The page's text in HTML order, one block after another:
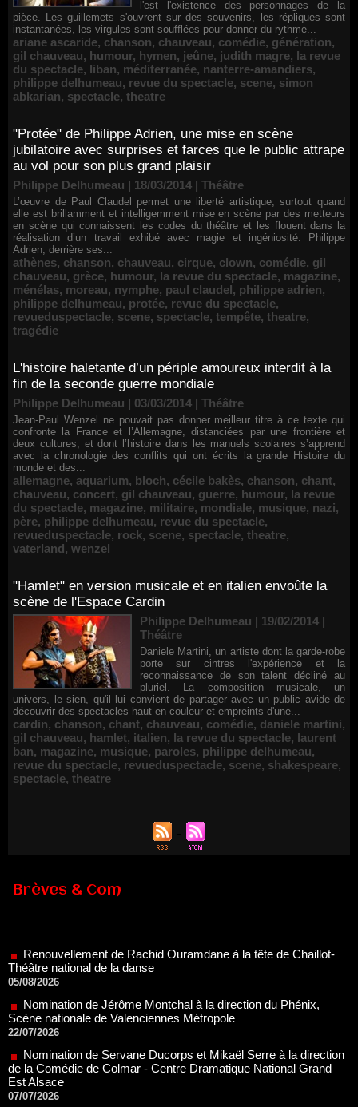
l'est l'existence des personnages de la
pièce. Les guillemets s'ouvrent sur des souvenirs, les répliques sont
instantanées, les virgules sont soufflées pour donner du rythme...
ariane ascaride, chanson, chauveau, comédie, génération,
gil chauveau, humour, hymen, jeûne, judith magre, la revue
du spectacle, liban, méditerranée, nanterre-amandiers,
philippe delhumeau, revue du spectacle, scene, simon
abkarian, spectacle, theatre
"Protée" de Philippe Adrien, une mise en scène
jubilatoire avec surprises et farces que le public attrape
au vol pour son plus grand plaisir
Philippe Delhumeau | 18/03/2014 | Théâtre
L’œuvre de Paul Claudel permet une liberté artistique, surtout quand
elle est brillamment et intelligemment mise en scène par des metteurs
en scène qui connaissent les codes du théâtre et les flouent dans la
réalisation d’un travail exhibé avec magie et ingéniosité. Philippe
Adrien, derrière ses...
athènes, chanson, chauveau, cirque, clown, comédie, gil
chauveau, grèce, humour, la revue du spectacle, magazine,
ménélas, moreau, nymphe, paul claudel, philippe adrien,
philippe delhumeau, protée, revue du spectacle,
revueduspectacle, scene, spectacle, tempête, theatre,
tragédie
L'histoire haletante d’un périple amoureux interdit à la
fin de la seconde guerre mondiale
Philippe Delhumeau | 03/03/2014 | Théâtre
Jean-Paul Wenzel ne pouvait pas donner meilleur titre à ce texte qui
confronte la France et l’Allemagne, distanciées par une frontière et
deux cultures, et dont l’histoire dans les manuels scolaires s’apprend
avec la chronologie des conflits qui ont écrits la grande Histoire du
monde et des...
allemagne, aquarium, bloch, cécile bakès, chanson, chant,
chauveau, concert, gil chauveau, guerre, humour, la revue
du spectacle, magazine, militaire, mondiale, musique, nazi,
père, philippe delhumeau, revue du spectacle,
revueduspectacle, rock, scene, spectacle, theatre,
vaterland, wenzel
"Hamlet" en version musicale et en italien envoûte la
scène de l'Espace Cardin
Philippe Delhumeau | 19/02/2014 |
Théâtre
Daniele Martini, un artiste dont la garde-robe
porte sur cintres l'expérience et la
reconnaissance de son talent décliné au
pluriel. La composition musicale, un
univers, le sien, qu'il lui convient de partager avec un public avide de
découvrir des spectacles haut en couleur et empreints d'une...
cardin, chanson, chant, chauveau, comédie, daniele martini,
gil chauveau, hamlet, italien, la revue du spectacle, laurent
ban, magazine, musique, paroles, philippe delhumeau,
revue du spectacle, revueduspectacle, scene, shakespeare,
spectacle, theatre
Brèves & Com
05/08/2026
Nomination de Jérôme Montchal à la direction du Phénix,
Scène nationale de Valenciennes Métropole
22/07/2026
Nomination de Servane Ducorps et Mikaël Serre à la direction
de la Comédie de Colmar - Centre Dramatique National Grand
07/07/2026
Thomas Jolly et Laëtitia Guédon nommés à la direction du
TNP